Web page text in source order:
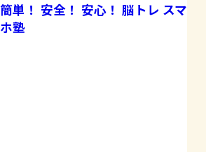
簡単！ 安全！ 安心！ 脳トレ スマ
ホ塾